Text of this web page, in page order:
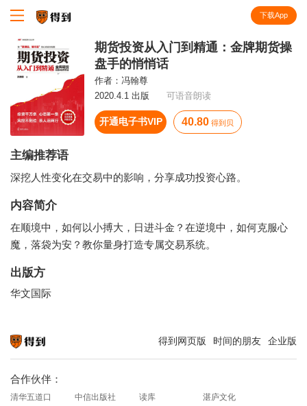
下载App
期货投资从入门到精通：金牌期货操
盘手的悄悄话
作者： 冯翰尊
2020.4.1 出版
可语音朗读
开通电子书VIP 40.80 得到贝
主编推荐语
深挖人性变化在交易中的影响，分享成功投资心路。
内容简介
在顺境中，如何以小搏大，日进斗金？在逆境中，如何克服心
魔，落袋为安？教你量身打造专属交易系统。
出版方
华文国际
得到网页版 时间的朋友 企业版
合作伙伴：
清华五道口 中信出版社 读库
湛庐文化